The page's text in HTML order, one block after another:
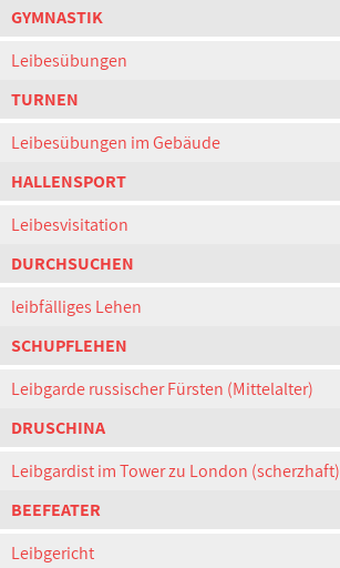
GYMNASTIK
Leibesübungen
TURNEN
Leibesübungen im Gebäude
HALLENSPORT
Leibesvisitation
DURCHSUCHEN
leibfälliges Lehen
SCHUPFLEHEN
Leibgarde russischer Fürsten (Mittelalter)
DRUSCHINA
Leibgardist im Tower zu London (scherzhaft)
BEEFEATER
Leibgericht